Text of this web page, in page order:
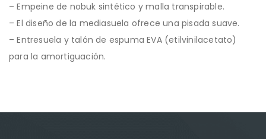
– Empeine de nobuk sintético y malla transpirable.
– El diseño de la mediasuela ofrece una pisada suave.
– Entresuela y talón de espuma EVA (etilvinilacetato)
para la amortiguación.